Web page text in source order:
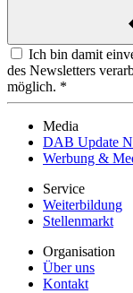
Ich bin damit
des Newsletters
möglich. *
Media
DAB Update
Werbung &
Service
Weiterbildung
Stellenmarkt
Organisation
Über uns
Kontakt